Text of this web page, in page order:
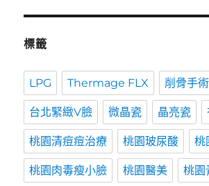
標籤
LPG Thermage FLX 削骨手術
台北緊緻V臉 微晶瓷 晶亮瓷
桃園清痘痘治療 桃園玻尿酸 桃
桃園肉毒瘦小臉 桃園醫美 桃園